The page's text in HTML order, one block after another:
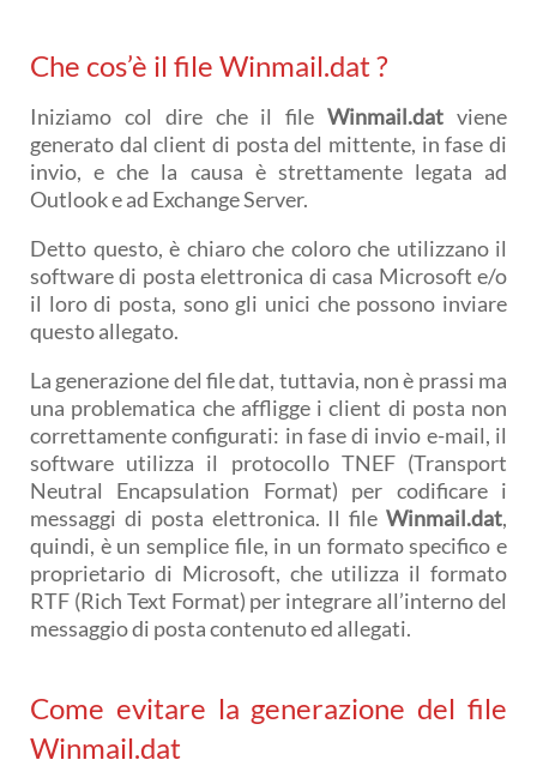
Che cos’è il file Winmail.dat ?
Iniziamo col dire che il fileWinmail.dat viene
generato dal client di posta del mittente, in fase di
invio, e che la causa è strettamente legata ad
Outlook e ad Exchange Server.
Detto questo, è chiaro che coloro che utilizzano il
software di posta elettronica di casa Microsoft e/o
il loro di posta, sono gli unici che possono inviare
questo allegato.
La generazione del file dat, tuttavia, non è prassi ma
una problematica che affligge i client di posta non
correttamente configurati: in fase di invio e-mail, il
software utilizza il protocollo TNEF (Transport
Neutral Encapsulation Format) per codificare i
messaggi di posta elettronica. Il file Winmail.dat,
quindi, è un semplice file, in un formato specifico e
proprietario di Microsoft, che utilizza il formato
RTF (Rich Text Format) per integrare all’interno del
messaggio di posta contenuto ed allegati.
Come evitare la generazione del file
Winmail.dat